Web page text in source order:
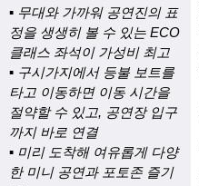
▪ 무대와 가까워 공연진의 표
정을 생생히 볼 수 있는 ECO
클래스 좌석이 가성비 최고
▪ 구시가지에서 등불 보트를
타고 이동하면 이동 시간을
절약할 수 있고, 공연장 입구
까지 바로 연결
▪ 미리 도착해 여유롭게 다양
한 미니 공연과 포토존 즐기